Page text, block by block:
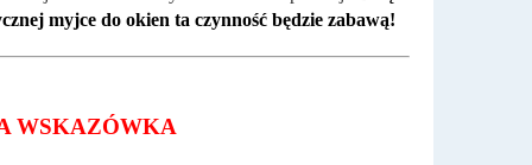
myjce do okien ta czynność będzie zabawą!
WSKAZÓWKA